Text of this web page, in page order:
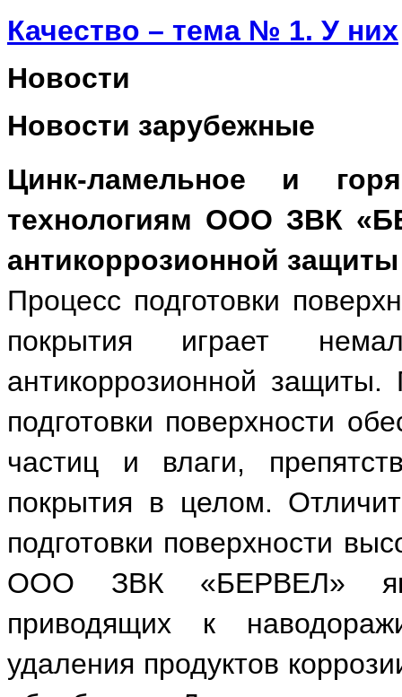
Качество – тема № 1. У них
Новости
Новости зарубежные
Цинк-ламельное и
технологиям ООО ЗВК
антикоррозионной
Процесс подготовки
покрытия играет
антикоррозионной защиты.
подготовки поверхности
частиц и влаги,
покрытия в целом.
подготовки поверхности
ООО ЗВК «БЕРВЕЛ»
приводящих к
удаления продуктов